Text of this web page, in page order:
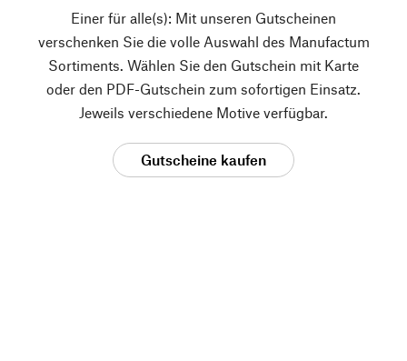
Einer für alle(s): Mit unseren Gutscheinen
verschenken Sie die volle Auswahl des Manufactum
Sortiments. Wählen Sie den Gutschein mit Karte
oder den PDF-Gutschein zum sofortigen Einsatz.
Jeweils verschiedene Motive verfügbar.
Gutscheine kaufen